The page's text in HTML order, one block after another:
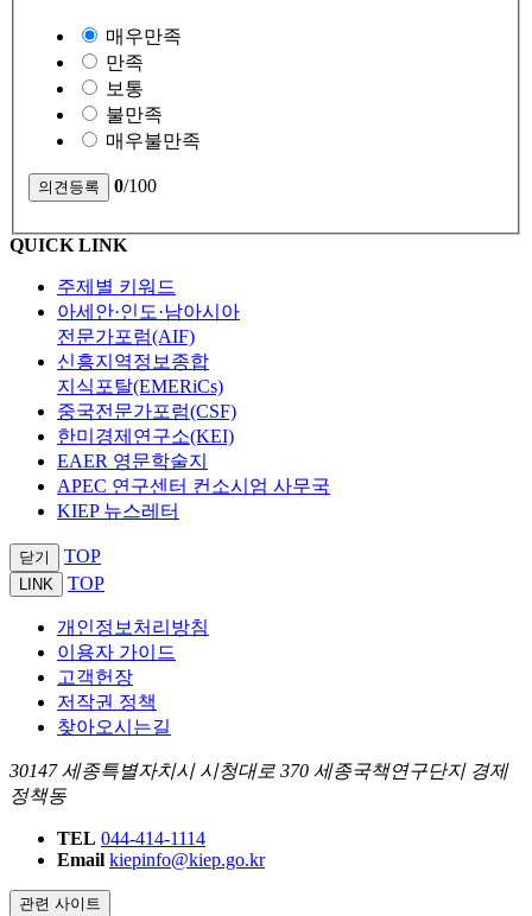
매우만족
만족
보통
불만족
매우불만족
0/100
QUICK LINK
주제별 키워드
아세안·인도·남아시아
전문가포럼(AIF)
신흥지역정보종합
지식포탈(EMERiCs)
중국전문가포럼(CSF)
한미경제연구소(KEI)
EAER 영문학술지
APEC 연구센터 컨소시엄 사무국
KIEP 뉴스레터
닫기 TOP
LINK TOP
개인정보처리방침
이용자 가이드
고객헌장
저작권 정책
찾아오시는길
30147 세종특별자치시 시청대로 370 세종국책연구단지 경제
정책동
TEL 044-414-1114
Email kiepinfo@kiep.go.kr
관련 사이트